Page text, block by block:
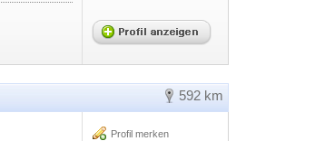
592 km
Profil merken